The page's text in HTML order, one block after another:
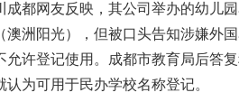
网友反映，其公司举办的幼儿园
澳洲阳光），但被口头告知涉嫌外
允许登记使用。成都市教育局后答
为可用于民办学校名称登记。